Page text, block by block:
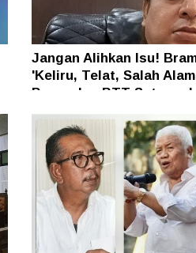
Jangan Alihkan Isu!
'Keliru, Telat, Salah
Persoalan BTT Setengah